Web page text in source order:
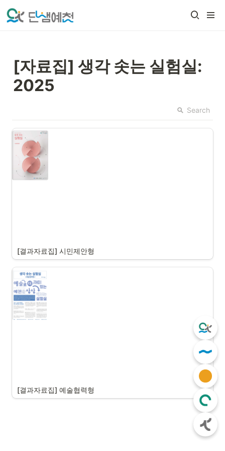
[자료집] 생각 솟는 실험실:
2025
Search
[결과자료집] 시민제안형
[결과자료집] 예술협력형